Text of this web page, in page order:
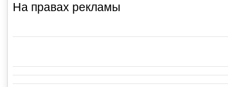
На правах рекламы